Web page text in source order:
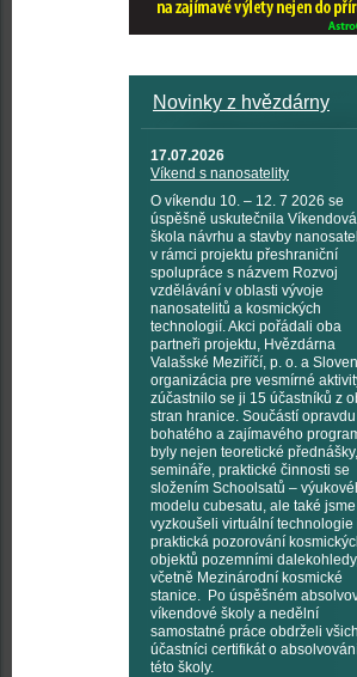
Novinky z hvězdárny
17.07.2026
Víkend s nanosatelity
O víkendu 10. – 12. 7 2026 se
úspěšně uskutečnila Víkendová
škola návrhu a stavby
v rámci projektu přeshraniční
spolupráce s názvem Rozvoj
vzdělávání v oblasti vývoje
nanosatelitů a kosmických
technologií. Akci pořádali oba
partneři projektu, Hvězdárna
Valašské Meziříčí, p. o. a
organizácia pre vesmírné
zúčastnilo se ji 15 účastníků z
stran hranice. Součástí opravdu
bohatého a zajímavého
byly nejen teoretické přednášky,
semináře, praktické činnosti se
složením Schoolsatů –
modelu cubesatu, ale také jsme
vyzkoušeli virtuální technologie
praktická pozorování
objektů pozemními
včetně Mezinárodní kosmické
stanice. Po úspěšném
víkendové školy a nedělní
samostatné práce obdrželi
účastníci certifikát o
této školy.